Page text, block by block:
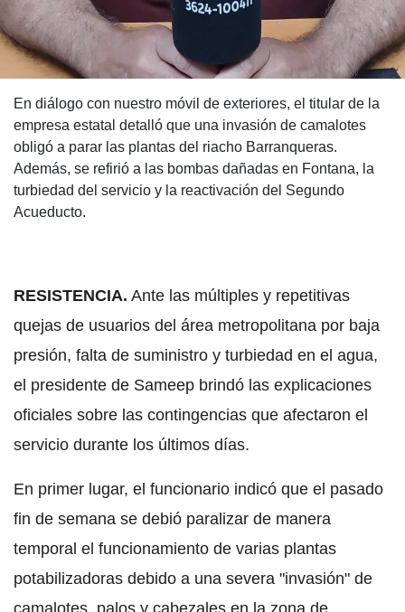
En diálogo con nuestro móvil de exteriores, el titular de la
empresa estatal detalló que una invasión de camalotes
obligó a parar las plantas del riacho Barranqueras.
Además, se refirió a las bombas dañadas en Fontana, la
turbiedad del servicio y la reactivación del Segundo
Acueducto.
RESISTENCIA. Ante las múltiples y repetitivas
quejas de usuarios del área metropolitana por baja
presión, falta de suministro y turbiedad en el agua,
el presidente de Sameep brindó las explicaciones
oficiales sobre las contingencias que afectaron el
servicio durante los últimos días.
En primer lugar, el funcionario indicó que el pasado
fin de semana se debió paralizar de manera
temporal el funcionamiento de varias plantas
potabilizadoras debido a una severa "invasión" de
camalotes, palos y cabezales en la zona de